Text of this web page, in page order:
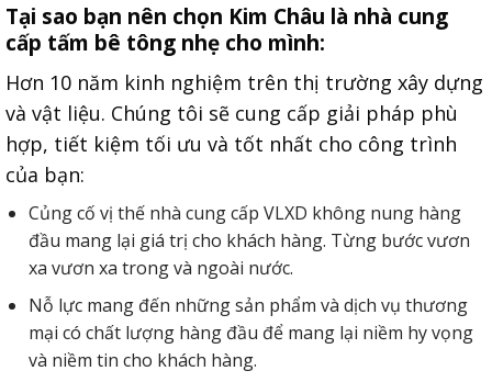
Tại sao bạn nên chọn Kim Châu là nhà cung
cấp tấm bê tông nhẹ cho mình:
Hơn 10 năm kinh nghiệm trên thị trường xây dựng
và vật liệu. Chúng tôi sẽ cung cấp giải pháp phù
hợp, tiết kiệm tối ưu và tốt nhất cho công trình
của bạn:
Củng cố vị thế nhà cung cấp VLXD không nung hàng
đầu mang lại giá trị cho khách hàng. Từng bước vươn
xa vươn xa trong và ngoài nước.
Nỗ lực mang đến những sản phẩm và dịch vụ thương
mại có chất lượng hàng đầu để mang lại niềm hy vọng
và niềm tin cho khách hàng.